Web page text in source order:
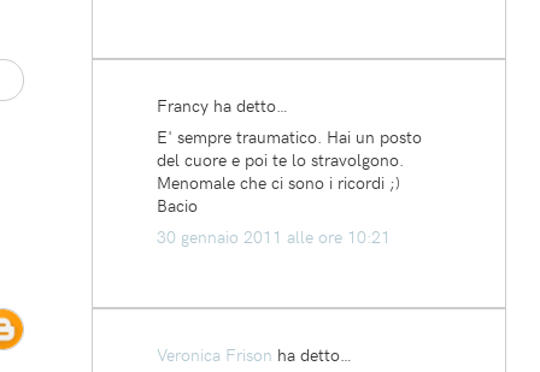
Francy ha detto…
E' sempre traumatico. Hai un posto
del cuore e poi te lo stravolgono.
Menomale che ci sono i ricordi ;)
Bacio
30 gennaio 2011 alle ore 10:21
Veronica Frison ha detto…